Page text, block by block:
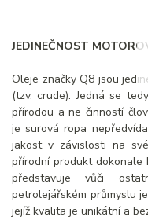
JEDINEČNOST
Oleje značky Q8 jsou
(tzv. crude). Jedná se
přírodou a ne činností
je surová ropa
jakost v závislosti na
přírodní produkt dokonale
představuje vůči
petrolejářském průmyslu
jejíž kvalita je unikátní a